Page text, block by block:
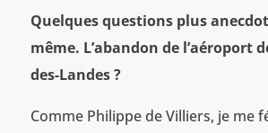
Quelques questions plus
même. L’abandon de l’aéroport
des-Landes ?
Comme Philippe de Villiers, je me